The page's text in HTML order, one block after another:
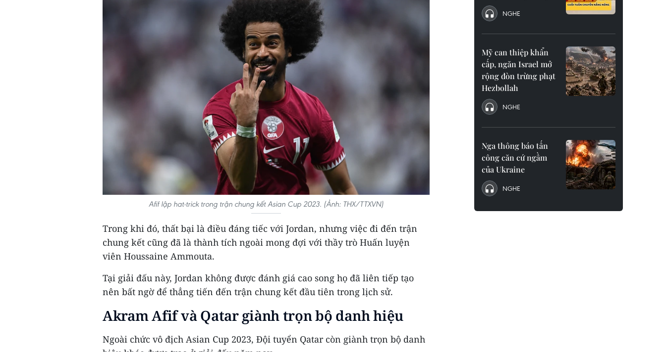
Afif lập hat-trick trong trận chung kết Asian Cup 2023. (Ảnh: THX/TTXVN)
Trong khi đó, thất bại là điều đáng tiếc với Jordan, nhưng việc đi đến trận
chung kết cũng đã là thành tích ngoài mong đợi với thầy trò Huấn luyện
viên Houssaine Ammouta.
Tại giải đấu này, Jordan không được đánh giá cao song họ đã liên tiếp tạo
nên bất ngờ để thẳng tiến đến trận chung kết đầu tiên trong lịch sử.
Akram Afif và Qatar giành trọn bộ danh hiệu
Ngoài chức vô địch Asian Cup 2023, Đội tuyển Qatar còn giành trọn bộ danh
NGHE
Mỹ can thiệp khẩn
cấp, ngăn Israel mở
rộng đòn trừng phạt
Hezbollah
NGHE
Nga thông báo tấn
công căn cứ ngầm
của Ukraine
NGHE